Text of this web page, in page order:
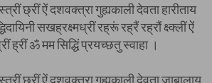
छ्रीं ऐं दशवक्त्रा गुह्यकाली देवता हारीताय
सखह्रक्ष्मध्रीं रह्रूं रह्रैं रह्रौं क्ष्क्लीं ऐं
ह्रीं ॐ मम सिद्धिं प्रयच्छतु स्वाहा ।
छ्रीं ऐं दशवक्त्रा गुह्यकाली देवता जाबालाय